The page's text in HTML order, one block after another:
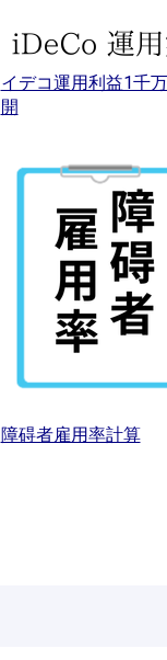
イデコ運用利益1千
開
障碍者雇用率計算